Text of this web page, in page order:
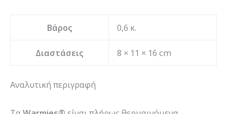
Βάρος 0,6 κ.
Διαστάσεις 8 × 11 × 16 cm
Αναλυτική περιγραφή